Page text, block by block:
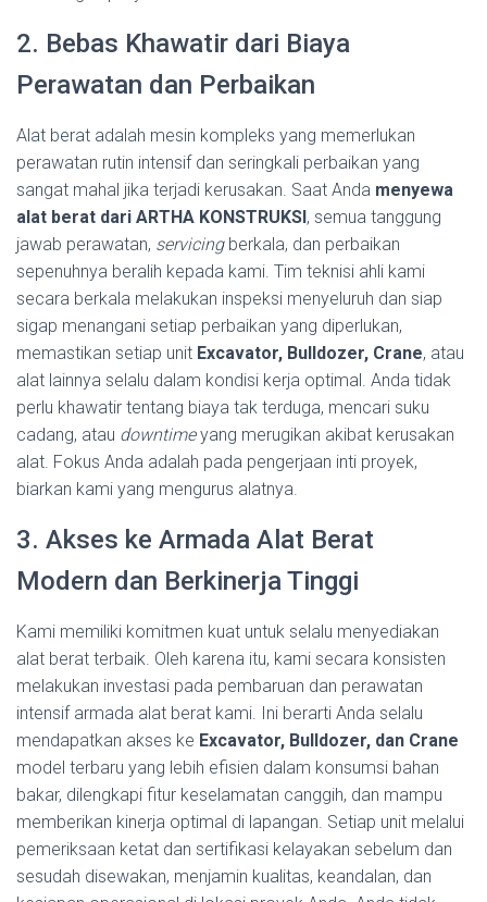
2. Bebas Khawatir dari Biaya
Perawatan dan Perbaikan
Alat berat adalah mesin kompleks yang memerlukan
perawatan rutin intensif dan seringkali perbaikan yang
sangat mahal jika terjadi kerusakan. Saat Anda menyewa
alat berat dari ARTHA KONSTRUKSI, semua tanggung
jawab perawatan, servicingberkala, dan perbaikan
sepenuhnya beralih kepada kami. Tim teknisi ahli kami
secara berkala melakukan inspeksi menyeluruh dan siap
sigap menangani setiap perbaikan yang diperlukan,
memastikan setiap unit Excavator, Bulldozer, Crane, atau
alat lainnya selalu dalam kondisi kerja optimal. Anda tidak
perlu khawatir tentang biaya tak terduga, mencari suku
cadang, atau downtimeyang merugikan akibat kerusakan
alat. Fokus Anda adalah pada pengerjaan inti proyek,
biarkan kami yang mengurus alatnya.
3. Akses ke Armada Alat Berat
Modern dan Berkinerja Tinggi
Kami memiliki komitmen kuat untuk selalu menyediakan
alat berat terbaik. Oleh karena itu, kami secara konsisten
melakukan investasi pada pembaruan dan perawatan
intensif armada alat berat kami. Ini berarti Anda selalu
mendapatkan akses ke Excavator, Bulldozer, dan Crane
model terbaru yang lebih efisien dalam konsumsi bahan
bakar, dilengkapi fitur keselamatan canggih, dan mampu
memberikan kinerja optimal di lapangan. Setiap unit melalui
pemeriksaan ketat dan sertifikasi kelayakan sebelum dan
sesudah disewakan, menjamin kualitas, keandalan, dan